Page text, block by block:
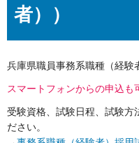
者））
兵庫県職員事務系職種（経験
スマートフォンからの申込も
受験資格、試験日程、試験方
ださい。